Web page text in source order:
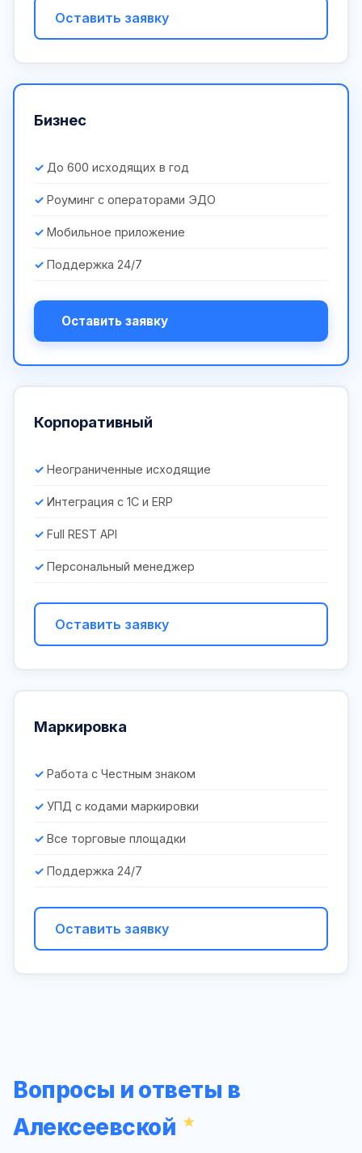
Оставить заявку
Бизнес
До 600 исходящих в год
Роуминг с операторами ЭДО
Мобильное приложение
Поддержка 24/7
Оставить заявку
Корпоративный
Неограниченные исходящие
Интеграция с 1С и ERP
Full REST API
Персональный менеджер
Оставить заявку
Маркировка
Работа с Честным знаком
УПД с кодами маркировки
Все торговые площадки
Поддержка 24/7
Оставить заявку
Вопросы и ответы в
Алексеевской